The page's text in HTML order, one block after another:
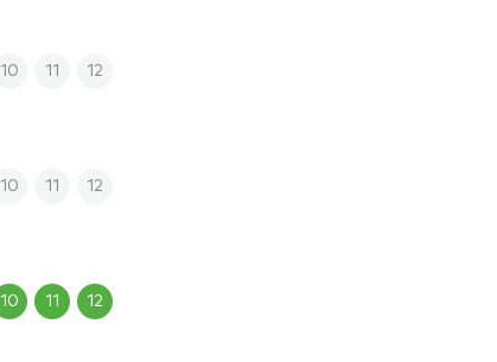
10 11 12
10 11 12
10 11 12